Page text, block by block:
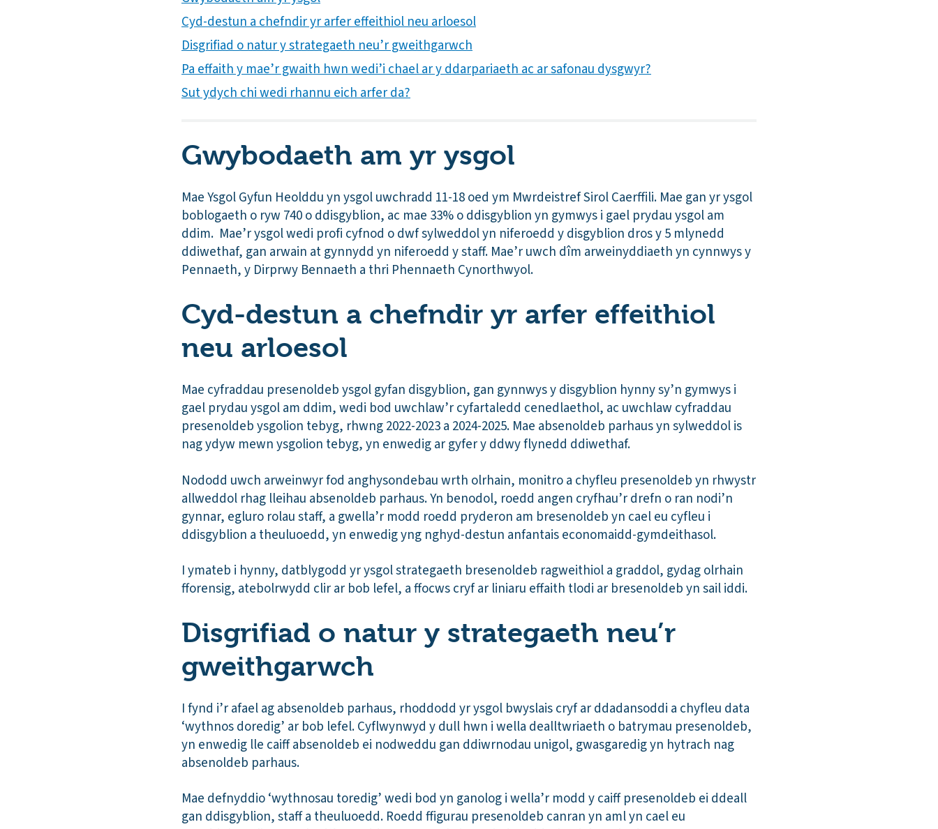
Cyd-destun a chefndir yr arfer effeithiol neu arloesol
Disgrifiad o natur y strategaeth neu’r gweithgarwch
Pa effaith y mae’r gwaith hwn wedi’i chael ar y ddarpariaeth ac ar safonau dysgwyr?
Sut ydych chi wedi rhannu eich arfer da?
Gwybodaeth am yr ysgol
Mae Ysgol Gyfun Heolddu yn ysgol uwchradd 11-18 oed ym Mwrdeistref Sirol Caerffili. Mae gan yr ysgol
boblogaeth o ryw 740 o ddisgyblion, ac mae 33% o ddisgyblion yn gymwys i gael prydau ysgol am
ddim. Mae’r ysgol wedi profi cyfnod o dwf sylweddol yn niferoedd y disgyblion dros y 5 mlynedd
ddiwethaf, gan arwain at gynnydd yn niferoedd y staff. Mae’r uwch dîm arweinyddiaeth yn cynnwys y
Pennaeth, y Dirprwy Bennaeth a thri Phennaeth Cynorthwyol.
Cyd-destun a chefndir yr arfer effeithiol
neu arloesol
Mae cyfraddau presenoldeb ysgol gyfan disgyblion, gan gynnwys y disgyblion hynny sy’n gymwys i
gael prydau ysgol am ddim, wedi bod uwchlaw’r cyfartaledd cenedlaethol, ac uwchlaw cyfraddau
presenoldeb ysgolion tebyg, rhwng 2022-2023 a 2024-2025. Mae absenoldeb parhaus yn sylweddol is
nag ydyw mewn ysgolion tebyg, yn enwedig ar gyfer y ddwy flynedd ddiwethaf.
Nododd uwch arweinwyr fod anghysondebau wrth olrhain, monitro a chyfleu presenoldeb yn rhwystr
allweddol rhag lleihau absenoldeb parhaus. Yn benodol, roedd angen cryfhau’r drefn o ran nodi’n
gynnar, egluro rolau staff, a gwella’r modd roedd pryderon am bresenoldeb yn cael eu cyfleu i
ddisgyblion a theuluoedd, yn enwedig yng nghyd-destun anfantais economaidd-gymdeithasol.
I ymateb i hynny, datblygodd yr ysgol strategaeth bresenoldeb ragweithiol a graddol, gydag olrhain
fforensig, atebolrwydd clir ar bob lefel, a ffocws cryf ar liniaru effaith tlodi ar bresenoldeb yn sail iddi.
Disgrifiad o natur y strategaeth neu’r
gweithgarwch
I fynd i’r afael ag absenoldeb parhaus, rhoddodd yr ysgol bwyslais cryf ar ddadansoddi a chyfleu data
‘wythnos doredig’ ar bob lefel. Cyflwynwyd y dull hwn i wella dealltwriaeth o batrymau presenoldeb,
yn enwedig lle caiff absenoldeb ei nodweddu gan ddiwrnodau unigol, gwasgaredig yn hytrach nag
absenoldeb parhaus.
Mae defnyddio ‘wythnosau toredig’ wedi bod yn ganolog i wella’r modd y caiff presenoldeb ei ddeall
gan ddisgyblion, staff a theuluoedd. Roedd ffigurau presenoldeb canran yn aml yn cael eu